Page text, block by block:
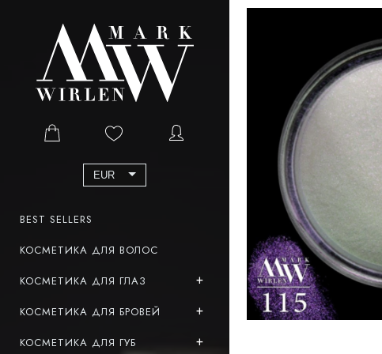
EUR
BEST SELLERS
КОСМЕТИКА ДЛЯ ВОЛОС
КОСМЕТИКА ДЛЯ ГЛАЗ
КОСМЕТИКА ДЛЯ БРОВЕЙ
КОСМЕТИКА ДЛЯ ГУБ